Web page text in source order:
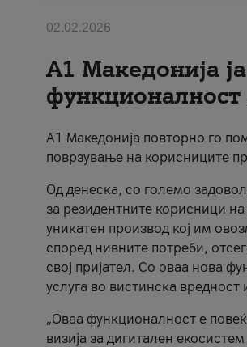
02.02.2026
А1 Македонија
А1 Македонија повторно го
поврзување на корисниците
Од денеска, со големо
за резидентните корисници
уникатен производ кој им
според нивните потреби,
свој пријател. Со оваа нова
услуга во вистинска вредност
„Оваа функционалност е
визија за дигитален